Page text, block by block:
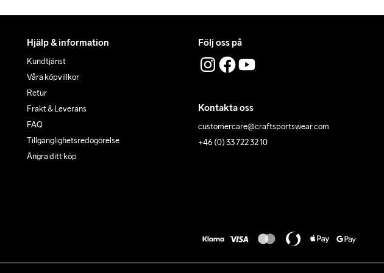
Hjälp & information
Kundtjänst
Våra köpvillkor
Retur
Frakt & Leverans
FAQ
Tillgänglighets­redogörelse
Ångra ditt köp
Följ oss på
Kontakta oss
customercare@craftsportswear.com
+46 (0) 33 722 32 10